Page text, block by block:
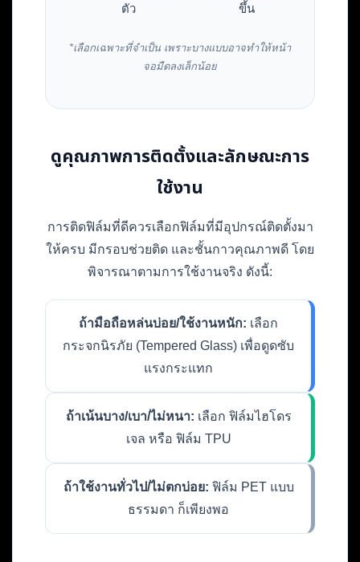
ตัว
ขึ้น
*เลือกเฉพาะที่จำเป็น เพราะบางแบบอาจทำให้หน้า
จอมืดลงเล็กน้อย
ดูคุณภาพการติดตั้งและลักษณะการ
ใช้งาน
การติดฟิล์มที่ดีควรเลือกฟิล์มที่มีอุปกรณ์ติดตั้งมา
ให้ครบ มีกรอบช่วยติด และชั้นกาวคุณภาพดี โดย
พิจารณาตามการใช้งานจริง ดังนี้:
ถ้ามือถือหล่นบ่อย/ใช้งานหนัก: เลือก
กระจกนิรภัย (Tempered Glass) เพื่อดูดซับ
แรงกระแทก
ถ้าเน้นบาง/เบา/ไม่หนา: เลือก ฟิล์มไฮโดร
เจล หรือ ฟิล์ม TPU
ถ้าใช้งานทั่วไป/ไม่ตกบ่อย: ฟิล์ม PET แบบ
ธรรมดา ก็เพียงพอ